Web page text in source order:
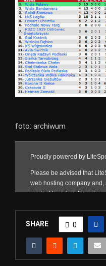
foto: archiwum
SHARE 0